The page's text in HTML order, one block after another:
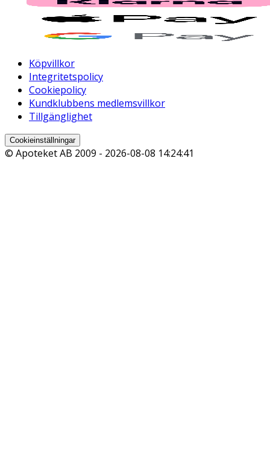
Köpvillkor
Integritetspolicy
Cookiepolicy
Kundklubbens medlemsvillkor
Tillgänglighet
Cookieinställningar
© Apoteket AB 2009 - 2026-08-08 14:24:41